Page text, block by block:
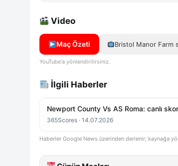
Video
Maç Özeti Bristol Manor Farm
YouTube'a yönlendirilirsiniz.
İlgili Haberler
Newport County Vs AS Roma: canlı
365Scores · 14.07.2026
Haberler Google News üzerinden derlenir; kaynağa